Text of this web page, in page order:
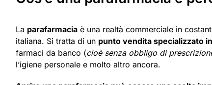
La parafarmacia è una realtà commerciale in
italiana. Si tratta di un punto vendita specializzato
farmaci da banco (cioè senza obbligo di
l’igiene personale e molto altro ancora.